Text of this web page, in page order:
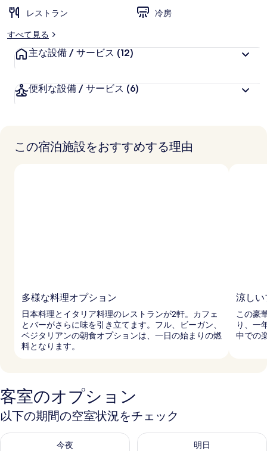
レストラン
冷房
すべて見る
主な設備 / サービス (12)
便利な設備 / サービス (6)
この宿泊施設をおすすめする理由
多様な料理オプション
日本料理とイタリア料理のレストランが2軒。カフェ
とバーがさらに味を引き立てます。フル、ビーガン、
ベジタリアンの朝食オプションは、一日の始まりの燃
料となります。
涼しい
この豪
り、一
中での
客室のオプション
以下の期間の空室状況をチェック
今夜
今夜 8月 6 - 8月 7 の空室状況をチェック
明日
明日 8月 7 - 8月 8 の空室状況